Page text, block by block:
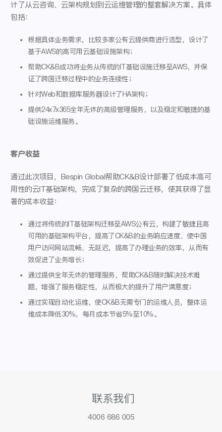
计了从云咨询、云架构规划到云运维管理的整套解决方案。具体
包括：
根据具体业务需求，比较多家公有云提供商进行选型，设计了
基于AWS的高可用云基础设施架构；
帮助CK&B成功将业务从传统的IT基础设施迁移至AWS，并保
证了跨国迁移过程中的业务连续性；
针对Web和数据库服务器设计了HA架构；
提供24x7x365全年无休的高级管理服务，以及稳定和敏捷的基
础设施运维服务。
客户收益
通过此次项目，Bespin Global帮助CK&B设计部署了低成本高可
用性的云IT基础架构，完成了复杂的跨国云迁移，使其获得了显
著的成本收益：
通过将传统的IT基础架构迁移至AWS公有云，构建了敏捷且高
可用的基础架构平台，提高了CK&B的业务响应速度、使中国
用户访问网站流畅、无延迟，提高了办理业务的效率，从而有
效促进了业务增长；
通过提供全年无休的管理服务，帮助CK&B随时解决技术难
题，增强了服务稳定性，从而极大的提升了用户满意度；
通过实现自动化运维，使CK&B无需专门的运维人员，整体运
维成本降低30%，每月成本节省5%至10%。
联系我们
4006 686 005